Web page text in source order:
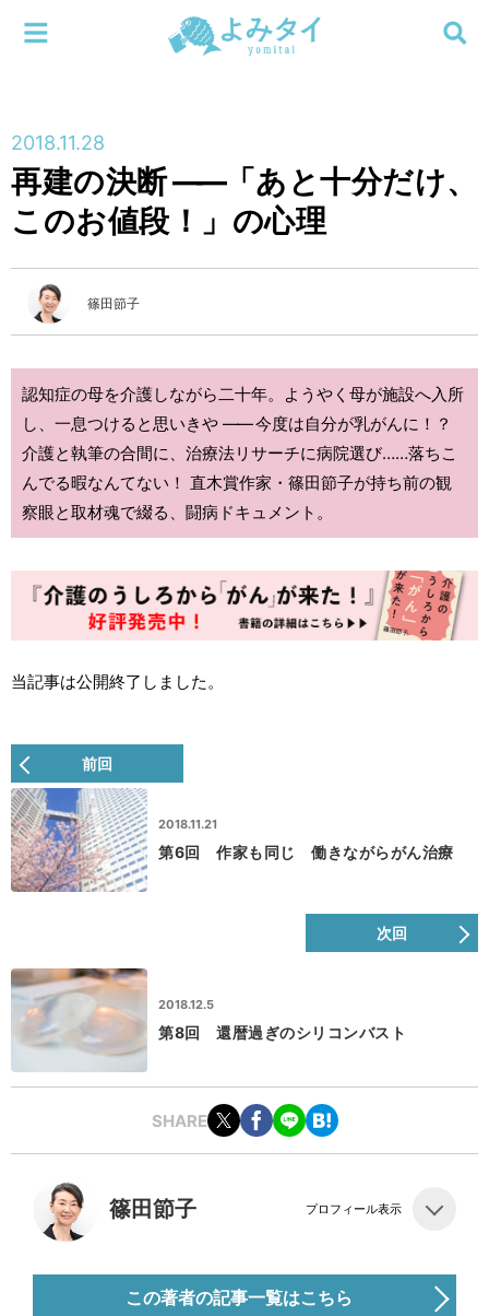
連載
特集
編集部
検索する
メニューを閉じる
2018.11.28
再建の決断――「あと十分だけ、
このお値段！」の心理
篠田節子
認知症の母を介護しながら二十年。ようやく母が施設へ入所
し、一息つけると思いきや ―― 今度は自分が乳がんに！？
介護と執筆の合間に、治療法リサーチに病院選び……落ちこ
んでる暇なんてない！ 直木賞作家・篠田節子が持ち前の観
察眼と取材魂で綴る、闘病ドキュメント。
当記事は公開終了しました。
前回
2018.11.21
第6回 作家も同じ 働きながらがん治療
次回
2018.12.5
第8回 還暦過ぎのシリコンバスト
SHARE
篠田節子 プロフィール表示
この著者の記事一覧はこちら